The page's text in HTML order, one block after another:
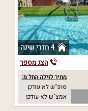
4 חדרי שינה
הצג מספר
מחיר לוילה החל מ:
סופ"ש לא עודכן
אמצ"ש לא עודכן